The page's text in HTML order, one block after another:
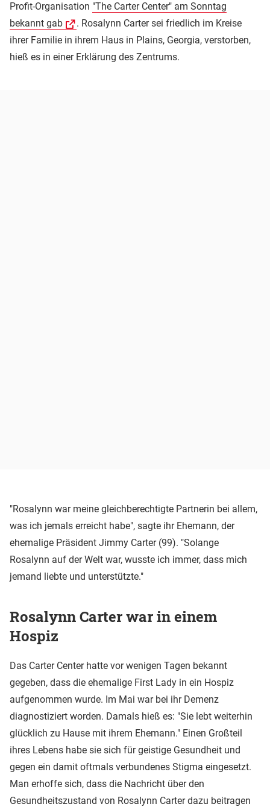
Profit-Organisation "The Carter Center" am Sonntag
bekannt gab
. Rosalynn Carter sei friedlich im Kreise
ihrer Familie in ihrem Haus in Plains, Georgia, verstorben,
hieß es in einer Erklärung des Zentrums.
"Rosalynn war meine gleichberechtigte Partnerin bei allem,
was ich jemals erreicht habe", sagte ihr Ehemann, der
ehemalige Präsident Jimmy Carter (99). "Solange
Rosalynn auf der Welt war, wusste ich immer, dass mich
jemand liebte und unterstützte."
Rosalynn Carter war in einem
Hospiz
Das Carter Center hatte vor wenigen Tagen bekannt
gegeben, dass die ehemalige First Lady in ein Hospiz
aufgenommen wurde. Im Mai war bei ihr Demenz
diagnostiziert worden. Damals hieß es: "Sie lebt weiterhin
glücklich zu Hause mit ihrem Ehemann." Einen Großteil
ihres Lebens habe sie sich für geistige Gesundheit und
gegen ein damit oftmals verbundenes Stigma eingesetzt.
Man erhoffe sich, dass die Nachricht über den
Gesundheitszustand von Rosalynn Carter dazu beitragen